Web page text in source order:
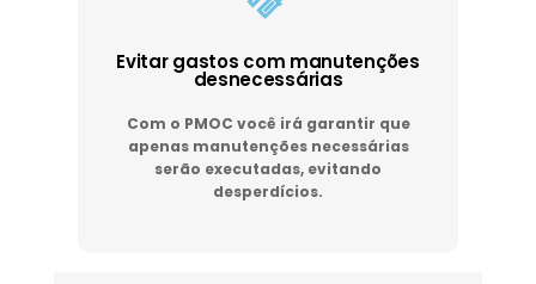
Evitar gastos com manutenções
desnecessárias
Com o PMOC você irá garantir que
apenas manutenções necessárias
serão executadas, evitando
desperdícios.